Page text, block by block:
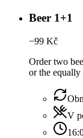
Beer 1+1
−99 Kč
Order two
or the
V